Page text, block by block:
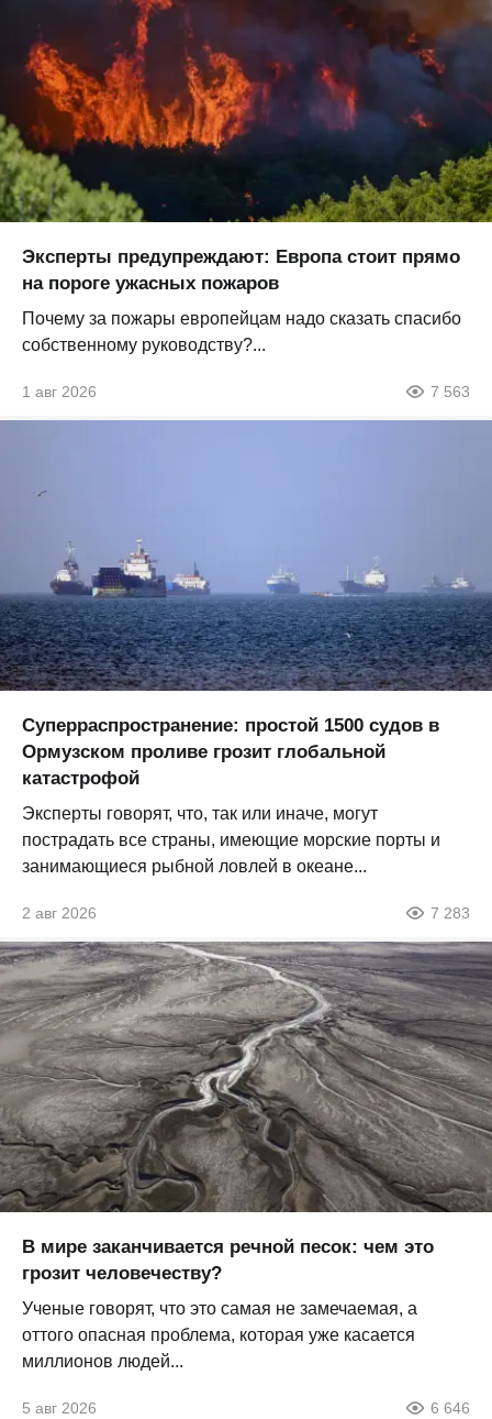
Эксперты предупреждают: Европа стоит прямо
на пороге ужасных пожаров
Почему за пожары европейцам надо сказать спасибо
собственному руководству?...
1 авг 2026 7 563
Суперраспространение: простой 1500 судов в
Ормузском проливе грозит глобальной
катастрофой
Эксперты говорят, что, так или иначе, могут
пострадать все страны, имеющие морские порты и
занимающиеся рыбной ловлей в океане...
2 авг 2026 7 283
В мире заканчивается речной песок: чем это
грозит человечеству?
Ученые говорят, что это самая не замечаемая, а
оттого опасная проблема, которая уже касается
миллионов людей...
5 авг 2026 6 646